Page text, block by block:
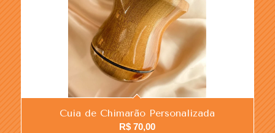
Cuia de Chimarão Personalizada
R$ 70,00